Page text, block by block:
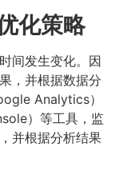
化策略
间发生变化。因
，并根据数据分
Analytics）
）等工具，监
并根据分析结果